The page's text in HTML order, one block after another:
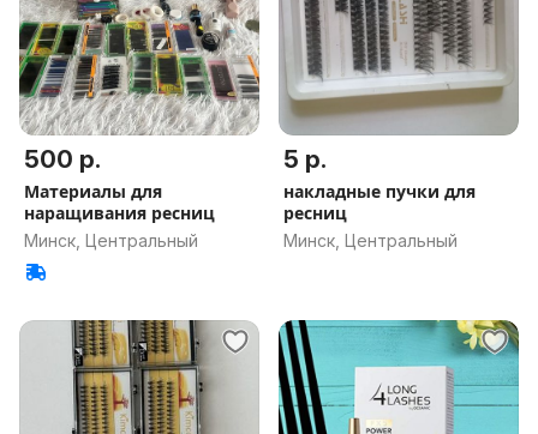
500 р.
Материалы для
наращивания ресниц
Минск, Центральный
5 р.
накладные пучки для
ресниц
Минск, Центральный